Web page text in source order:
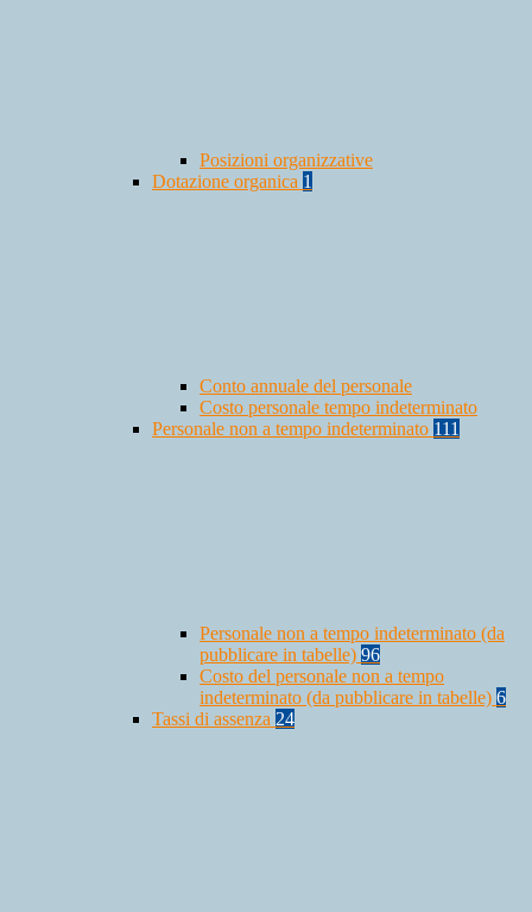
Posizioni organizzative
Dotazione organica 1
Conto annuale del personale
Costo personale tempo indeterminato
Personale non a tempo indeterminato 111
Personale non a tempo indeterminato (da
pubblicare in tabelle) 96
Costo del personale non a tempo
indeterminato (da pubblicare in tabelle) 6
Tassi di assenza 24